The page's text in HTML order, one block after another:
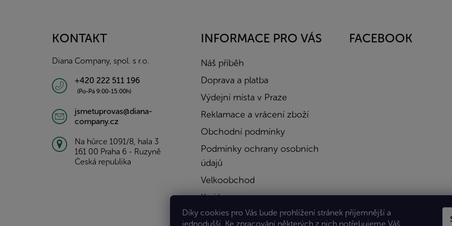
Díky cookies pro Vás bude prohlížení stránek příjemnější a
jednodušší. Ke zpracování některých z nich potřebujeme Váš
KONTAKT
Diana Company, spol. s r.o.
+420 222 511 196
(Po-Pá 9:00-15:00h)
jsmetuprovas@diana-
company.cz
Na hůrce 1091/8, hala 3
161 00 Praha 6 - Ruzyně
Česká republika
INFORMACE PRO VÁS
Náš příběh
Doprava a platba
Výdejní místa v Praze
Reklamace a vrácení zboží
Obchodní podmínky
Podmínky ochrany osobních
údajů
Velkoobchod
Kariéra
Kontakty
FACEBOOK